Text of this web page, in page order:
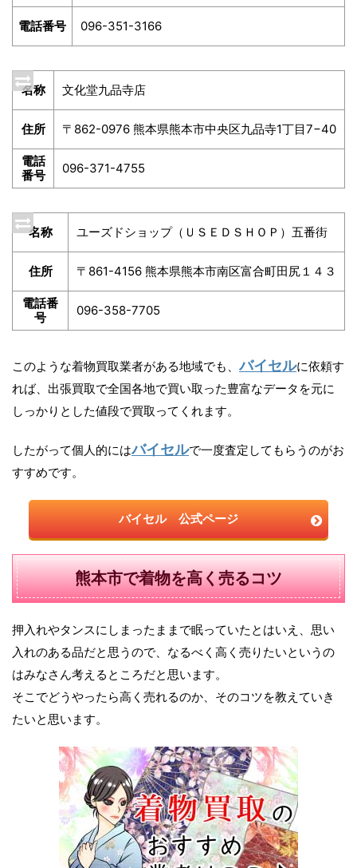
電話番号 096-351-3166
名称 文化堂九品寺店
住所 〒862-0976 熊本県熊本市中央区九品寺1丁目7−40
電話
番号
096-371-4755
名称 ユーズドショップ（ＵＳＥＤＳＨＯＰ）五番街
住所 〒861-4156 熊本県熊本市南区富合町田尻１４３
電話番
号
096-358-7705
このような着物買取業者がある地域でも、バイセルに依頼す
れば、出張買取で全国各地で買い取った豊富なデータを元に
しっかりとした値段で買取ってくれます。
したがって個人的にはバイセルで一度査定してもらうのがお
すすめです。
バイセル 公式ページ
熊本市で着物を高く売るコツ
押入れやタンスにしまったままで眠っていたとはいえ、思い
入れのある品だと思うので、なるべく高く売りたいというの
はみなさん考えるところだと思います。
そこでどうやったら高く売れるのか、そのコツを教えていき
たいと思います。